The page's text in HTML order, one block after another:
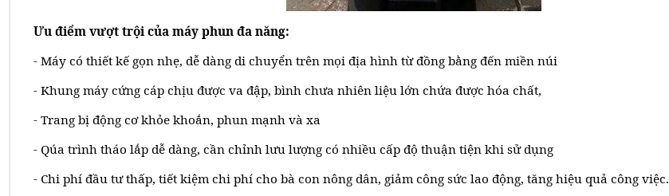
Ưu điểm vượt trội của máy phun đa năng:
- Máy có thiết kế gọn nhẹ, dễ dàng di chuyển trên mọi địa hình từ đồng bằng đến miền núi
- Khung máy cứng cáp chịu được va đập, bình chưa nhiên liệu lớn chứa được hóa chất,
- Trang bị động cơ khỏe khoắn, phun mạnh và xa
- Qúa trình tháo lắp dễ dàng, cần chỉnh lưu lượng có nhiều cấp độ thuận tiện khi sử dụng
- Chi phí đầu tư thấp, tiết kiệm chi phí cho bà con nông dân, giảm công sức lao động, tăng hiệu quả công việc.